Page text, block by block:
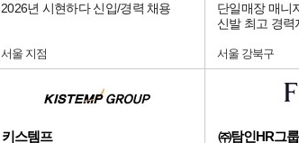
2026년 시현하다 신입/경력 채용
서울 지점
단일매장 매니
신발 최고 경
서울 강북구
키스템프 ㈜탐인HR그룹